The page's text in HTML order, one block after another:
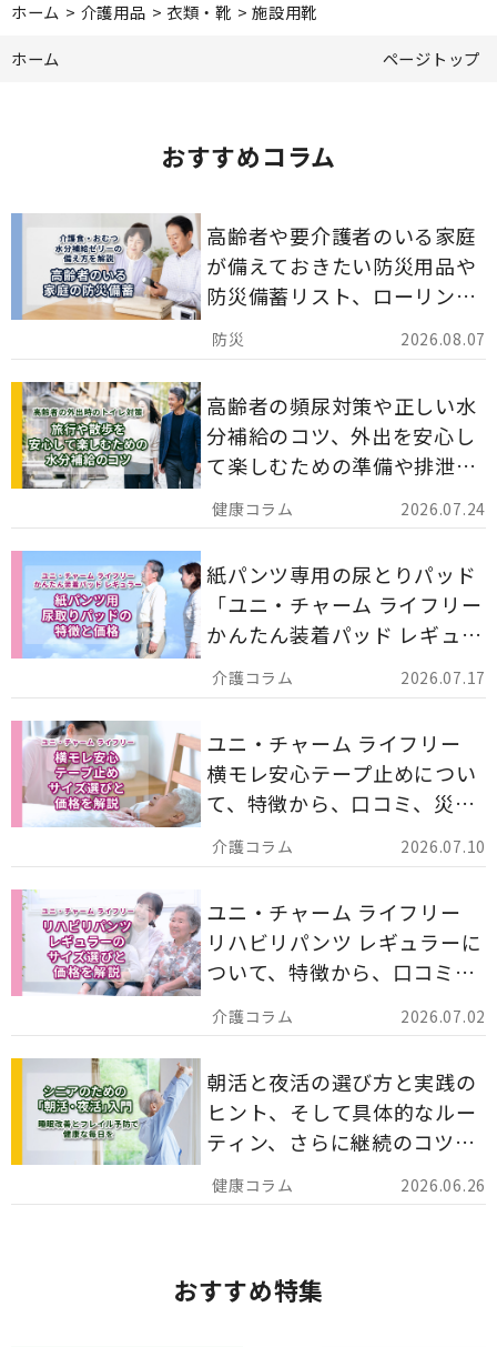
ホーム > 介護用品 > 衣類・靴 >施設用靴
ホーム
ページトップ
おすすめコラム
2026.08.07
高齢者や要介護者のいる家庭
が備えておきたい防災用品や
防災備蓄リスト、ローリング
ストックのポイントについて
解説します。
2026.07.24
高齢者の頻尿対策や正しい水
分補給のコツ、外出を安心し
て楽しむための準備や排泄ケ
ア用品の選び方を解説しま
す。
2026.07.17
紙パンツ専用の尿とりパッド
「ユニ・チャーム ライフリー
かんたん装着パッド レギュラ
ー 計162枚」について解説し
ます。
2026.07.10
ユニ・チャーム ライフリー
横モレ安心テープ止めについ
て、特徴から、口コミ、災害
備蓄としての活用法まで分か
りやすく解説します。
2026.07.02
ユニ・チャーム ライフリー
リハビリパンツ レギュラーに
ついて、特徴から、口コミ、
災害備蓄としての活用法まで
分かりやすく解説します。
2026.06.26
朝活と夜活の選び方と実践の
ヒント、そして具体的なルー
ティン、さらに継続のコツま
でを詳しくご紹介します。
おすすめ特集